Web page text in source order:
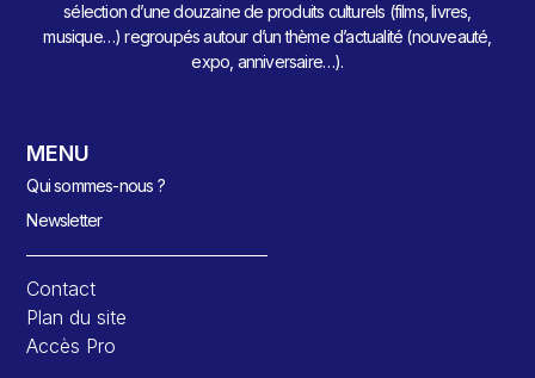
sélection d’une douzaine de produits culturels (films, livres,
musique…) regroupés autour d’un thème d’actualité (nouveauté,
expo, anniversaire…).
MENU
Qui sommes-nous ?
Newsletter
Contact
Plan du site
Accès Pro